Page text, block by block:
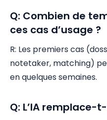
Q: Combien de
ces cas d’usage ?
R: Les premiers cas
notetaker, matching)
en quelques semaines.
Q: L’IA remplace-